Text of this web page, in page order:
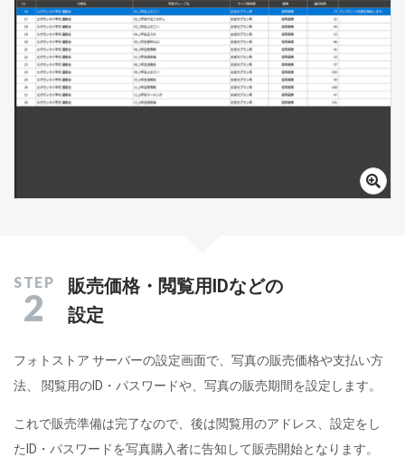
2
販売価格・閲覧用IDなどの
設定
フォトストア サーバーの設定画面で、写真の販売価格や支払い方
法、 閲覧用のID・パスワードや、写真の販売期間を設定します。
これで販売準備は完了なので、後は閲覧用のアドレス、設定をし
たID・パスワードを写真購入者に告知して販売開始となります。